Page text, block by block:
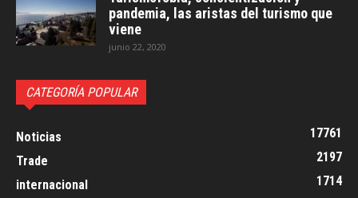
pandemia, las aristas del turismo que
viene
junio 22, 2020
CATEGORÍA POPULAR
Noticias
17761
Trade
2197
internacional
1714